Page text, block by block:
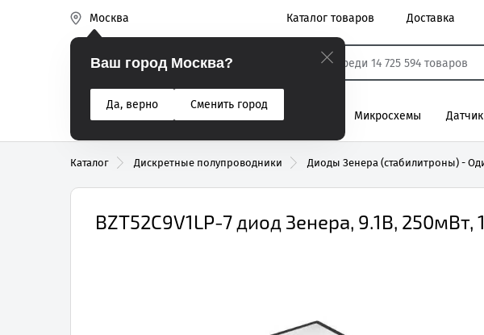
Москва Каталог товаров Доставка
Реле электромагнитные
Эиком
Ваш город Москва?
Да, верно
Сменить город
% Акции
Разъемы Вентиляторы Микросхемы
Каталог Дискретные полупроводники Диоды Зенера (стабилитроны) -
BZT52C9V1LP-7 диод Зенера, 9.1В,